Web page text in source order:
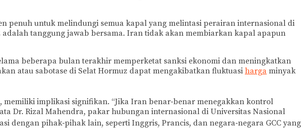
penuh untuk melindungi semua kapal yang melintasi perairan internasional di
tanggung jawab bersama. Iran tidak akan membiarkan kapal apapun
beberapa bulan terakhir memperketat sanksi ekonomi dan meningkatkan
atau sabotase di Selat Hormuz dapat mengakibatkan fluktuasi harga minyak
implikasi signifikan. “Jika Iran benar‑benar menegakkan kontrol
Dr. Rizal Mahendra, pakar hubungan internasional di Universitas Nasional
pihak‑pihak lain, seperti Inggris, Prancis, dan negara‑negara GCC yang